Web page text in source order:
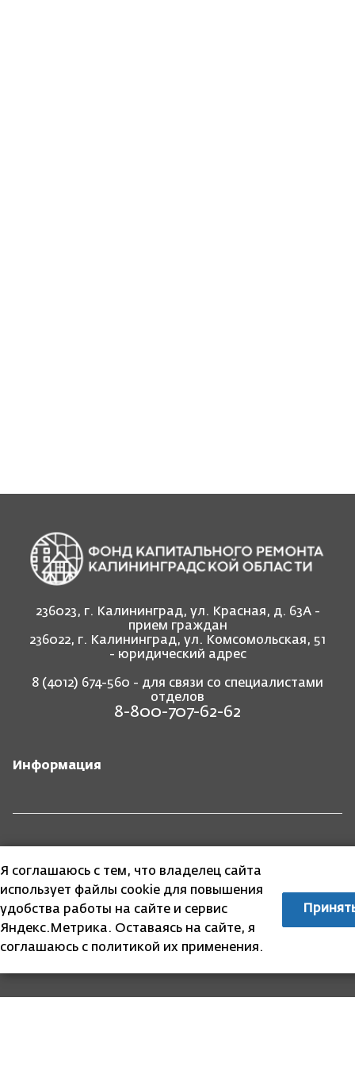
236023, г. Калининград, ул. Красная, д. 63А -
прием граждан
236022, г. Калининград, ул. Комсомольская, 51
- юридический адрес
8 (4012) 674-560 - для связи со специалистами
отделов
8-800-707-62-62
Информация
Собственникам
Я соглашаюсь с тем, что владелец сайта
использует файлы cookie для повышения
удобства работы на сайте и сервис
Яндекс.Метрика. Оставаясь на сайте, я
соглашаюсь с политикой их применения.